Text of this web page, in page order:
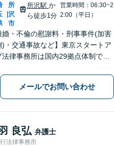
所
沢
市
所沢駅 か
ら徒歩1分
営業時間：06:30~2
2:00（平日）
婚・不倫の慰謝料・刑事事件(加害
)・交通事故など】東京スタートア
法律事務所は国内29拠点体制で全
(法律相談は完全予約制)】各分野で
性の高い弁護士が寄り添い解決を
ートします。
メールでお問い合わせ
良弘 弁護士
法律事務所